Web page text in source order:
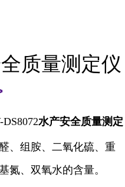
质量测定仪
DS8072水产安全质量测定
、组胺、二氧化硫、重
氮、双氧水的含量。